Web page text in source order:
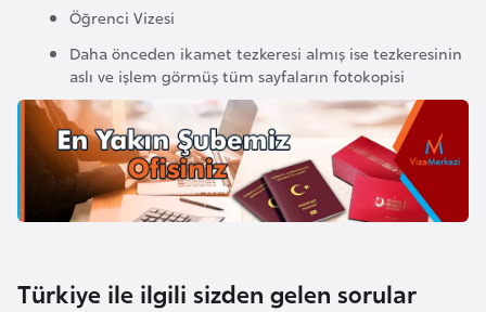
Öğrenci Vizesi
Daha önceden ikamet tezkeresi almış ise tezkeresinin
aslı ve işlem görmüş tüm sayfaların fotokopisi
Türkiye ile ilgili sizden gelen sorular
B
e
ç
a